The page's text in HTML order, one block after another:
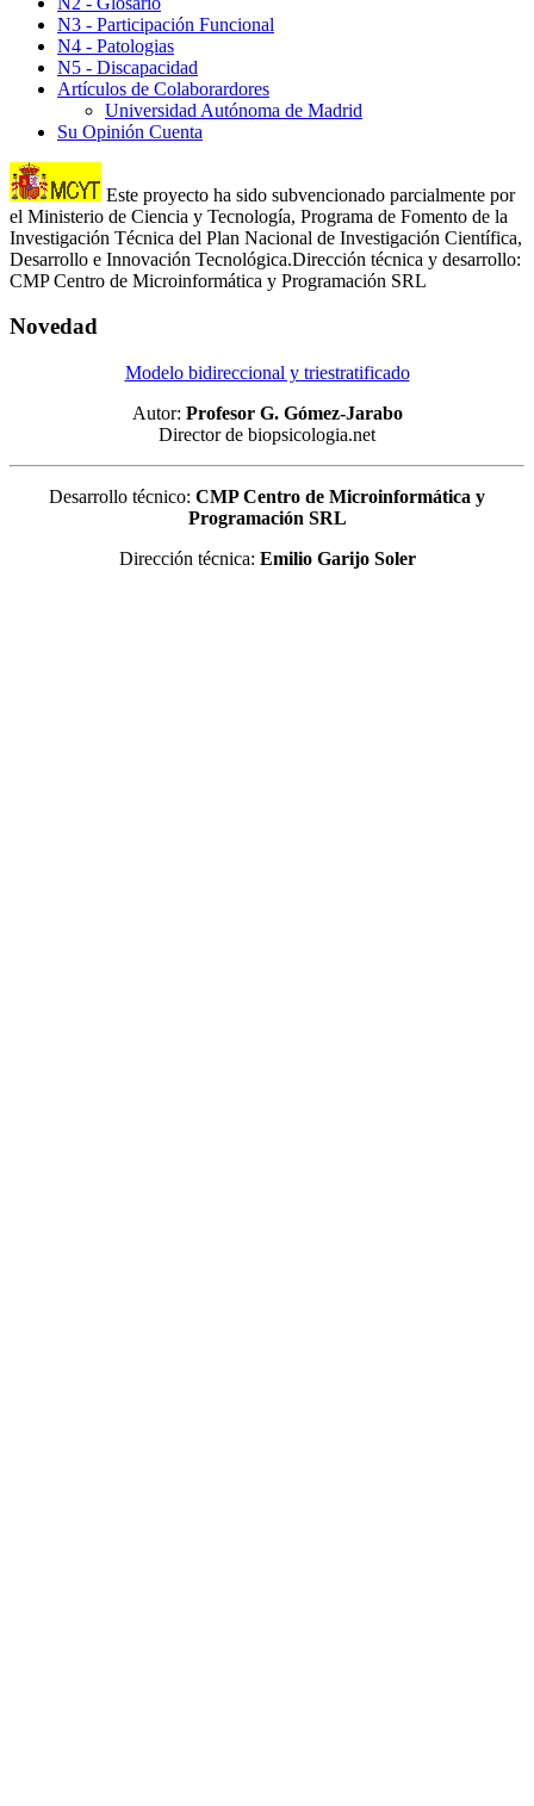
N3 - Participación Funcional
N4 - Patologias
N5 - Discapacidad
Artículos de Colaborardores
Universidad Autónoma de Madrid
Su Opinión Cuenta
Este proyecto ha sido subvencionado parcialmente por
el Ministerio de Ciencia y Tecnología, Programa de Fomento de la
Investigación Técnica del Plan Nacional de Investigación Científica,
Desarrollo e Innovación Tecnológica.Dirección técnica y desarrollo:
CMP Centro de Microinformática y Programación SRL
Novedad
Modelo bidireccional y triestratificado
Autor: Profesor G. Gómez-Jarabo
Director de biopsicologia.net
Desarrollo técnico: CMP Centro de Microinformática y
Programación SRL
Dirección técnica: Emilio Garijo Soler